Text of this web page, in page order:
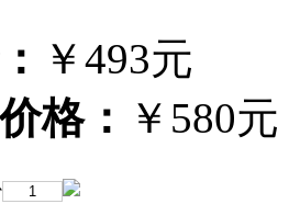
￥493元
格： ￥580元